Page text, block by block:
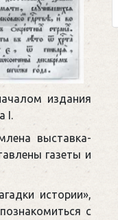
издания
I.
выставка-
газеты и
истории»,
с